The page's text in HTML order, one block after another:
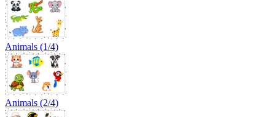
Animals (1/4)
Animals (2/4)